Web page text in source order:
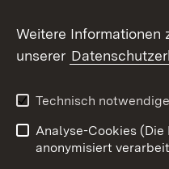
Social Wall
X / Twitter
Youtube
Weitere Informationen
unserer
Technisch
Analyse-Cookies
anonymisiert